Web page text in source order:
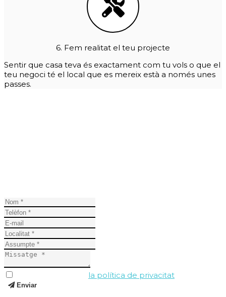
6. Fem realitat el teu projecte
Sentir que casa teva és exactament com tu vols o que el
teu negoci té el local que es mereix està a només unes
passes.
la política de privacitat
Enviar